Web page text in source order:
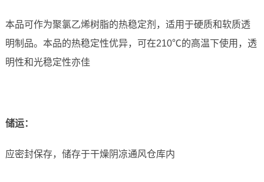
本品可作为聚氯乙烯树脂的热稳定剂，适用于硬质和软质透
明制品。本品的热稳定性优异，可在210℃的高温下使用，透
明性和光稳定性亦佳
储运：
应密封保存，储存于干燥阴凉通风仓库内